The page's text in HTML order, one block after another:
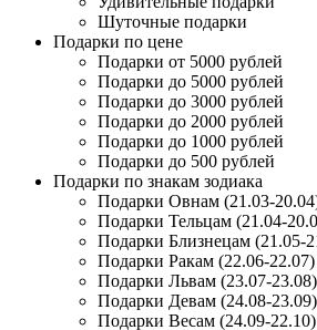
Шуточные подарки
Подарки по цене
Подарки от 5000 рублей
Подарки до 5000 рублей
Подарки до 3000 рублей
Подарки до 2000 рублей
Подарки до 1000 рублей
Подарки до 500 рублей
Подарки по знакам зодиака
Подарки Овнам (21.03-
Подарки Тельцам (21.04-
Подарки Близнецам (21.05-
Подарки Ракам (22.06-22.07)
Подарки Львам (23.07-23.08)
Подарки Девам (24.08-23.09)
Подарки Весам (24.09-22.10)